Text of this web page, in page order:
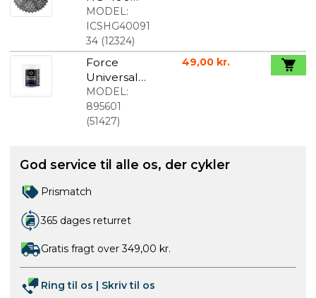
kassette 9-
speed
MODEL:
ICSHG40091
34(12324)
Force
Universal
Fedt 100g
MODEL:
895601
(51427)
49,00 kr.
God service til alle os, der cykler
Prismatch
365 dages returret
Gratis fragt over 349,00 kr.
Ring til os | Skriv til os